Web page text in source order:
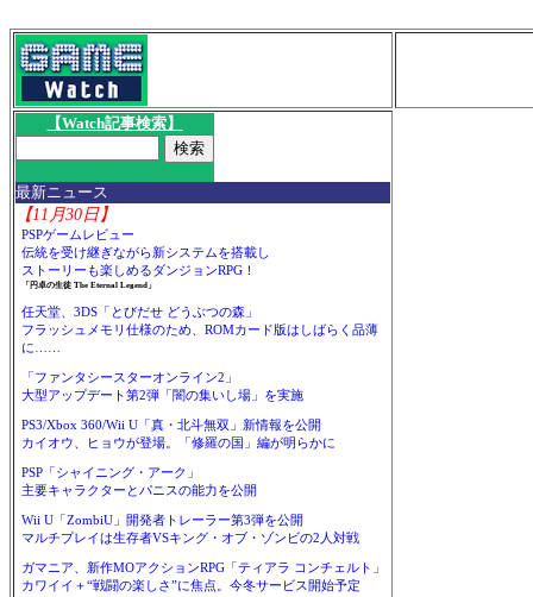
【Watch記事検索】
最新ニュース
【11月30日】
PSPゲームレビュー
伝統を受け継ぎながら新システムを搭載し
ストーリーも楽しめるダンジョンRPG！
「円卓の生徒 The Eternal Legend」
任天堂、3DS「とびだせ どうぶつの森」
フラッシュメモリ仕様のため、ROMカード版はしばらく品薄
に……
「ファンタシースターオンライン2」
大型アップデート第2弾「闇の集いし場」を実施
PS3/Xbox 360/Wii U「真・北斗無双」新情報を公開
カイオウ、ヒョウが登場。「修羅の国」編が明らかに
PSP「シャイニング・アーク」
主要キャラクターとパニスの能力を公開
Wii U「ZombiU」開発者トレーラー第3弾を公開
マルチプレイは生存者VSキング・オブ・ゾンビの2人対戦
ガマニア、新作MOアクションRPG「ティアラ コンチェルト」
カワイイ＋“戦闘の楽しさ”に焦点。今冬サービス開始予定